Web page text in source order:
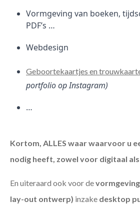
Vormgeving van boeken,
PDF’s …
Webdesign
Geboortekaartjes en
portfolio op Instagram)
…
Kortom, ALLES waar waarvoor u
nodig heeft, zowel voor digitaal
En uiteraard ook voor de
lay-out ontwerp) inzake desktop